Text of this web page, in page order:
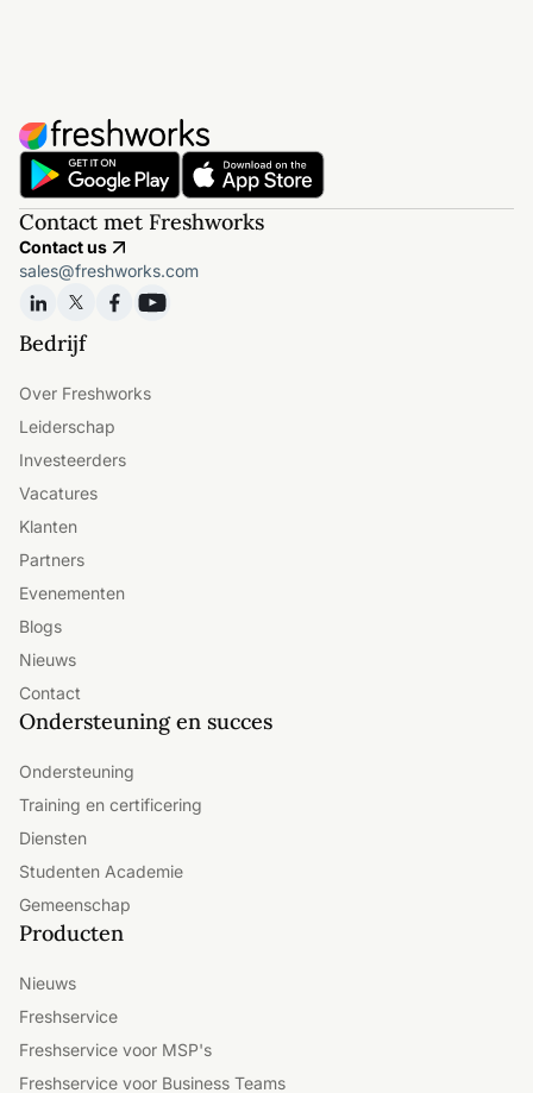
Contact met Freshworks
Contact us
sales@freshworks.com
Bedrijf
Over Freshworks
Leiderschap
Investeerders
Vacatures
Klanten
Partners
Evenementen
Blogs
Nieuws
Contact
Ondersteuning en succes
Ondersteuning
Training en certificering
Diensten
Studenten Academie
Gemeenschap
Producten
Nieuws
Freshservice
Freshservice voor MSP's
Freshservice voor Business Teams